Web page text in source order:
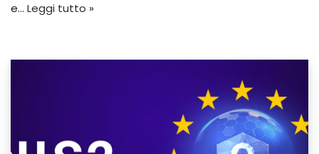
e… Leggi tutto »